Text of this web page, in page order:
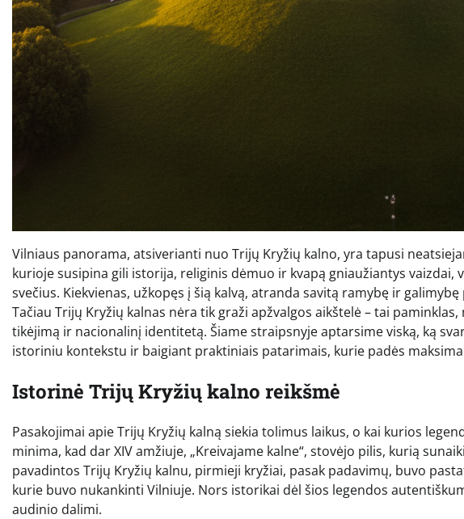
Vilniaus panorama, atsiverianti nuo Trijų Kryžių kalno, yra tapusi
kurioje susipina gili istorija, religinis dėmuo ir kvapą gniaužiantys
svečius. Kiekvienas, užkopęs į šią kalvą, atranda savitą ramybę ir
Tačiau Trijų Kryžių kalnas nėra tik graži apžvalgos aikštelė – tai
tikėjimą ir nacionalinį identitetą. Šiame straipsnyje aptarsime viską, ką
istoriniu kontekstu ir baigiant praktiniais patarimais, kurie padės
Istorinė Trijų Kryžių kalno reikšmė
Pasakojimai apie Trijų Kryžių kalną siekia tolimus laikus, o kai kurios
minima, kad dar XIV amžiuje, „Kreivajame kalne“, stovėjo pilis, kurią
pavadintos Trijų Kryžių kalnu, pirmieji kryžiai, pasak padavimų, buvo
kurie buvo nukankinti Vilniuje. Nors istorikai dėl šios legendos
audinio dalimi.